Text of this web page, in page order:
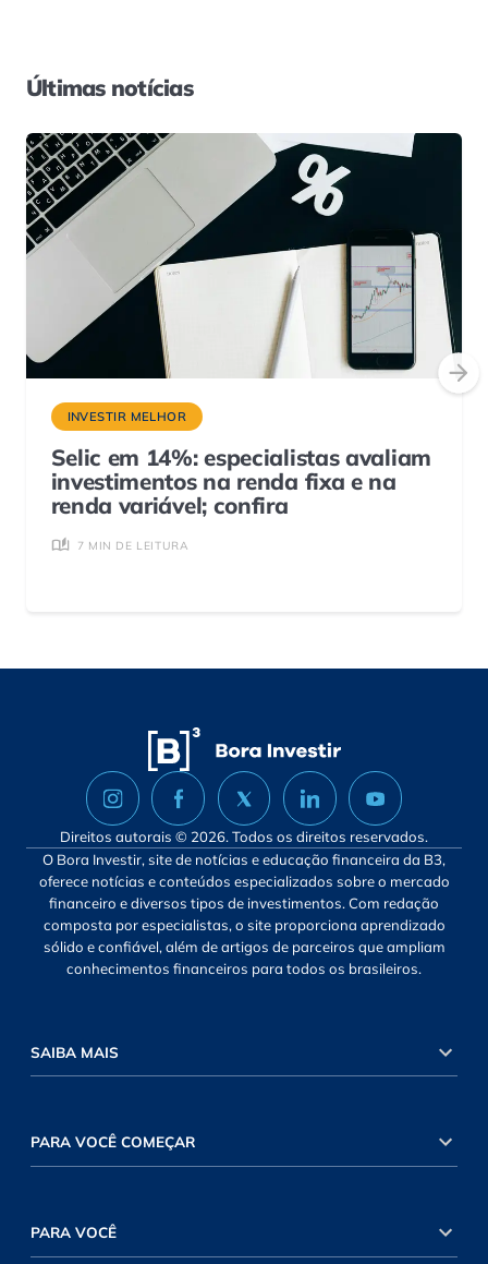
Últimas notícias
INVESTIR MELHOR
Selic em 14%: especialistas avaliam
investimentos na renda fixa e na
renda variável; confira
7 MIN DE LEITURA
Direitos autorais © 2026. Todos os direitos reservados.
O Bora Investir, site de notícias e educação financeira da B3,
oferece notícias e conteúdos especializados sobre o mercado
financeiro e diversos tipos de investimentos. Com redação
composta por especialistas, o site proporciona aprendizado
sólido e confiável, além de artigos de parceiros que ampliam
conhecimentos financeiros para todos os brasileiros.
SAIBA MAIS
PARA VOCÊ COMEÇAR
PARA VOCÊ